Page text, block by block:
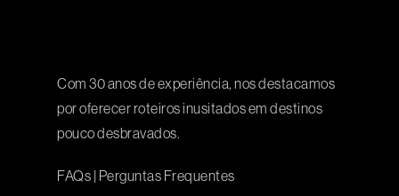
Com 30 anos de experiência, nos destacamos
por oferecer roteiros inusitados em destinos
pouco desbravados.
FAQs | Perguntas Frequentes